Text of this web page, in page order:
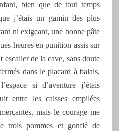
bien que de tout temps
j’étais un gamin des plus
ni exigeant, une bonne pâte
heures en punition assis sur
escalier de la cave, sans doute
dans le placard à balais,
si d’aventure j’étais
entre les caisses empilées
mais le courage me
trois pommes et gonflé de